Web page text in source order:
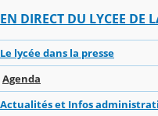
EN DIRECT DU LYCEE DE
Le lycée dans la presse
Agenda
Actualités et Infos